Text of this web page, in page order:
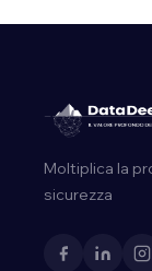
Moltiplica la
sicurezza